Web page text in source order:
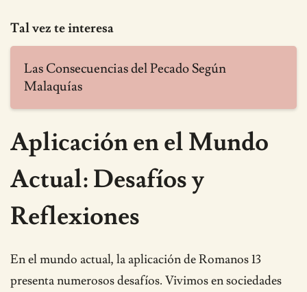
Tal vez te interesa
Las Consecuencias del Pecado Según
Malaquías
Aplicación en el Mundo
Actual: Desafíos y
Reflexiones
En el mundo actual, la aplicación de Romanos 13
presenta numerosos desafíos. Vivimos en sociedades